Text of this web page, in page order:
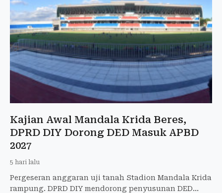
Kajian Awal Mandala Krida Beres,
DPRD DIY Dorong DED Masuk APBD
2027
5 hari lalu
Pergeseran anggaran uji tanah Stadion Mandala Krida
rampung. DPRD DIY mendorong penyusunan DED